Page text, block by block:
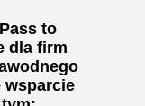
to
dla firm
wsparcie